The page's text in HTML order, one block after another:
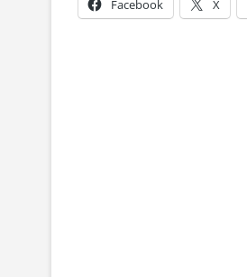
Facebook X